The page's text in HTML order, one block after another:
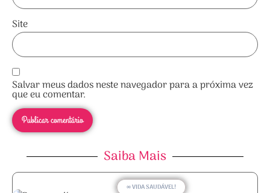
Site
Salvar meus dados neste navegador para a próxima vez
que eu comentar.
Saiba Mais
∞ VIDA SAUDÁVEL!